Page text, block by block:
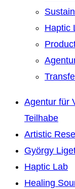
Haptic
Agentur für
Teilhabe
Artistic
György
Haptic Lab
Healing